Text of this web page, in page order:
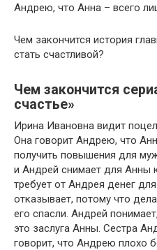
Андрею, что Анна – всего
Чем закончится история
стать счастливой?
Чем закончится
счастье»
Ирина Ивановна видит
Она говорит Андрею, что
получить повышения для
и Андрей снимает для Анны
требует от Андрея денег
отказывает, потому что
его спасли. Андрей
это заслуга Анны. Сестра
говорит, что Андрею плохо